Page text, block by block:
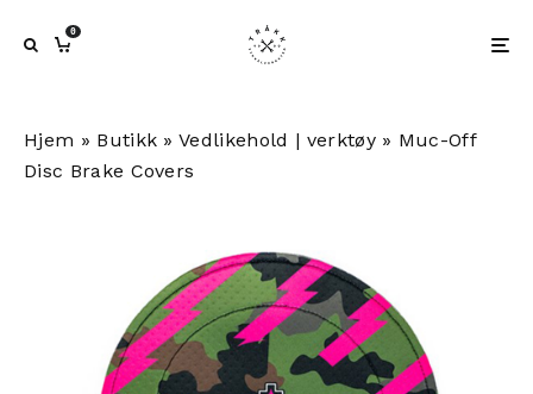
0
Hjem » Butikk »Vedlikehold | verktøy» Muc-Off
Disc Brake Covers